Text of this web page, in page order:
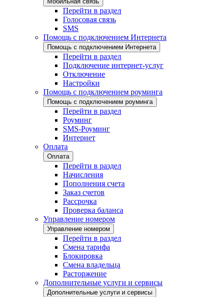
Перейти в раздел
Голосовая связь
SMS
Помощь с подключением Интернета
Помощь с подключением Интернета
Перейти в раздел
Подключение интернет-услуг
Отключение
Настройки
Помощь с подключением роуминга
Помощь с подключением роуминга
Перейти в раздел
Роуминг
SMS-Роуминг
Интернет
Оплата
Оплата
Перейти в раздел
Начисления
Пополнения счета
Заказ счетов
Рассрочка
Проверка баланса
Управление номером
Управление номером
Перейти в раздел
Смена тарифа
Блокировка
Смена владельца
Расторжение
Дополнительные услуги и сервисы
Дополнительные услуги и сервисы